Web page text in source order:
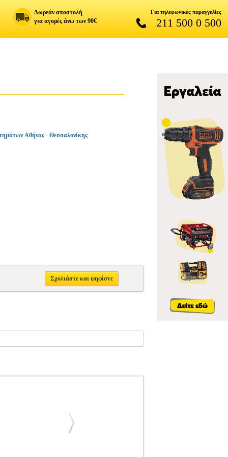
Δωρεάν αποστολή
για αγορές άνω των 90€
Για τηλεφωνικές παραγγελίες
211 500 0 500
Αθήνας - Θεσσαλονίκης
Σχολιάστε και ψηφίστε